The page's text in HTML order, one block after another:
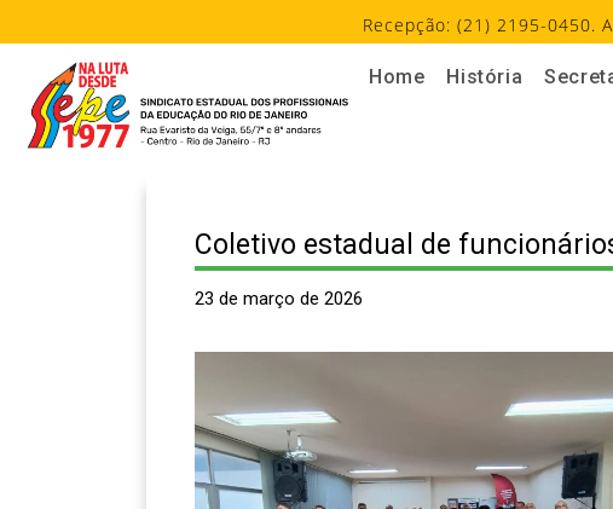
Recepção: (21) 2195-0450.
Home História
Coletivo estadual de
23 de março de 2026